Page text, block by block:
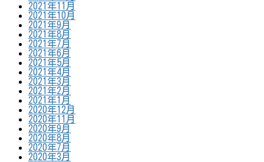
2021年11月
2021年10月
2021年9月
2021年8月
2021年7月
2021年6月
2021年5月
2021年4月
2021年3月
2021年2月
2021年1月
2020年12月
2020年11月
2020年9月
2020年8月
2020年7月
2020年3月